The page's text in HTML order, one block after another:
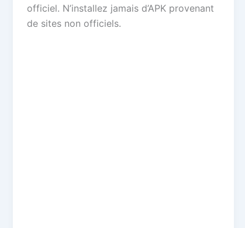
officiel. N’installez jamais d’APK provenant
de sites non officiels.